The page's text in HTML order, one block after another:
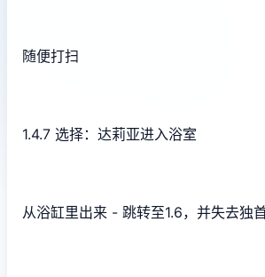
随便打扫
1.4.7 选择：达莉亚进入浴室
从浴缸里出来 - 跳转至1.6，并失去独